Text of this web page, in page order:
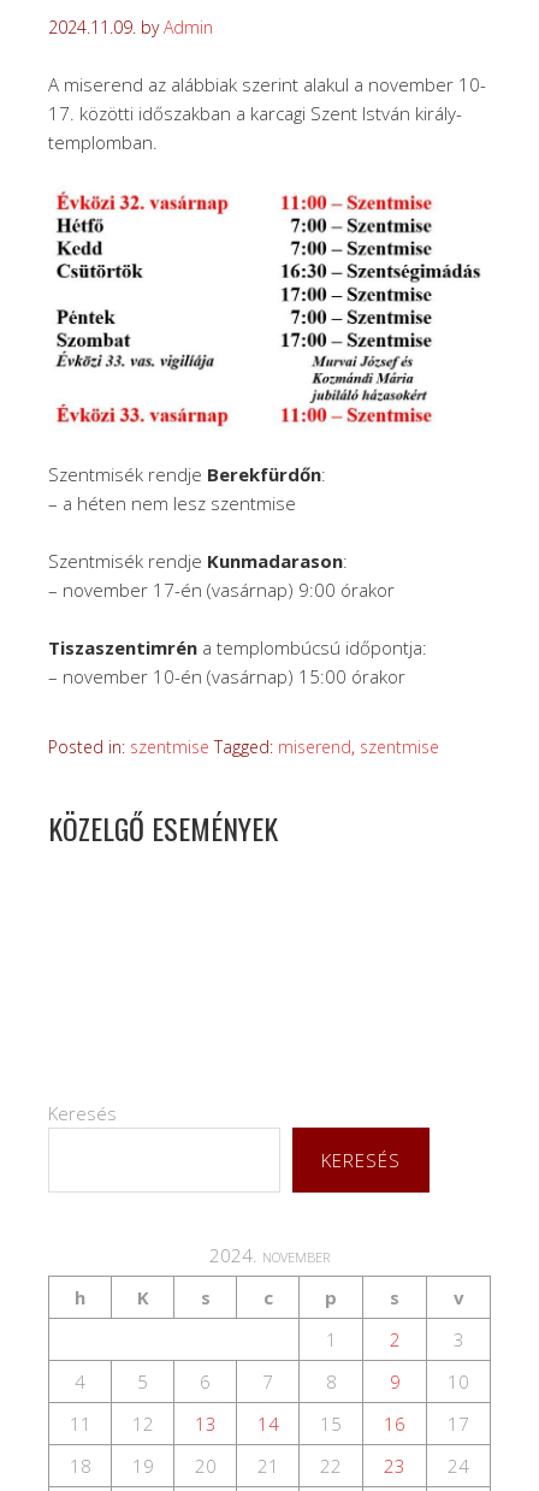
2024.11.09. byAdmin
A miserend az alábbiak szerint alakul a november 10-
17. közötti időszakban a karcagi Szent István király-
templomban.
Szentmisék rendje Berekfürdőn:
– a héten nem lesz szentmise
Szentmisék rendje Kunmadarason:
– november 17-én (vasárnap) 9:00 órakor
Tiszaszentimrén a templombúcsú időpontja:
– november 10-én (vasárnap) 15:00 órakor
Posted in: szentmise Tagged: miserend, szentmise
KÖZELGŐ ESEMÉNYEK
Keresés
KERESÉS
2024. november
h
K s c p s
v
1
2
3
4
5 6 7 8 9
10
11
12 13 14 15 16
17
18
19 20 21 22 23
24